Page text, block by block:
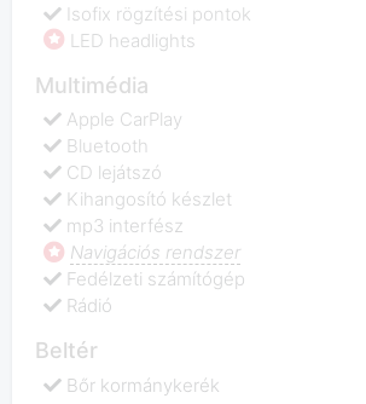
Isofix rögzítési pontok
LED headlights
Multimédia
Apple CarPlay
Bluetooth
CD lejátszó
Kihangosító készlet
mp3 interfész
Navigációs rendszer
Fedélzeti számítógép
Rádió
Beltér
Bőr kormánykerék